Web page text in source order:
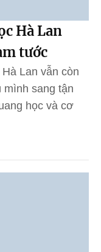
Hà Lan
tước
Lan vẫn còn
mình sang tận
học và cơ